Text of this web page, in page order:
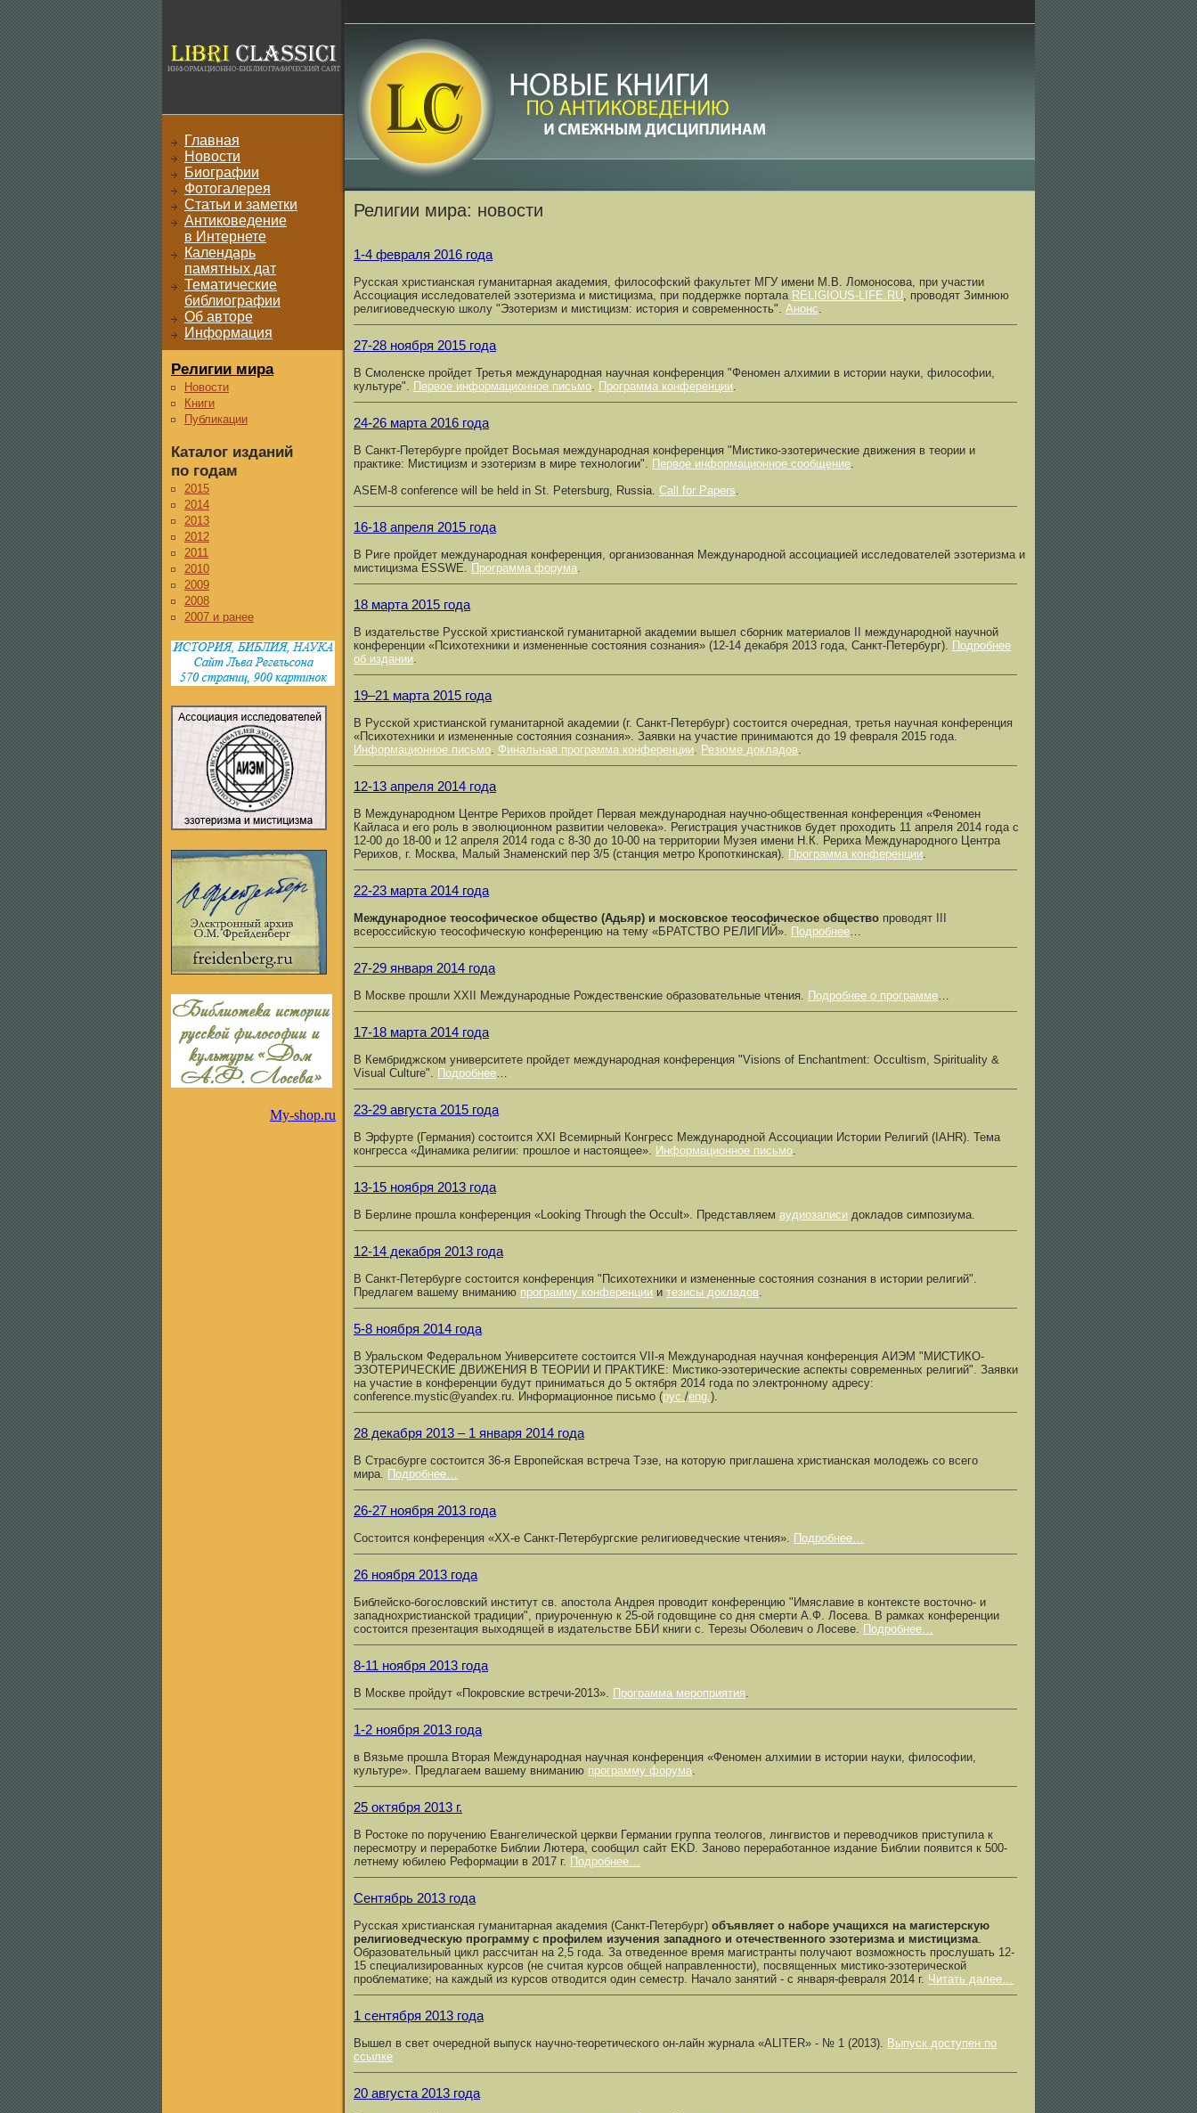
Главная
Новости
Биографии
Фотогалерея
Статьи и заметки
Антиковедение
в Интернете
Календарь
памятных дат
Тематические
библиографии
Об авторе
Информация
Религии мира
Новости
Книги
Публикации
Каталог изданий
по годам
2015
2014
2013
2012
2011
2010
2009
2008
2007 и ранее
My-shop.ru
Религии мира: новости
1-4 февраля 2016 года
Русская христианская гуманитарная академия, философский факультет МГУ имени М.В. Ломоносова, при участии
Ассоциация исследователей эзотеризма и мистицизма, при поддержке портала RELIGIOUS-LIFE.RU, проводят Зимнюю
религиоведческую школу "Эзотеризм и мистицизм: история и современность". Анонс.
27-28 ноября 2015 года
В Смоленске пройдет Третья международная научная конференция "Феномен алхимии в истории науки, философии,
культуре". Первое информационное письмо. Программа конференции.
24-26 марта 2016 года
В Санкт-Петербурге пройдет Восьмая международная конференция "Мистико-эзотерические движения в теории и
практике: Мистицизм и эзотеризм в мире технологии". Первое информационное сообщение.
ASEM-8 conference will be held in St. Petersburg, Russia. Call for Papers.
16-18 апреля 2015 года
В Риге пройдет международная конференция, организованная Международной ассоциацией исследователей эзотеризма и
мистицизма ESSWE. Программа форума.
18 марта 2015 года
В издательстве Русской христианской гуманитарной академии вышел сборник материалов II международной научной
конференции «Психотехники и измененные состояния сознания» (12-14 декабря 2013 года, Санкт-Петербург). Подробнее
об издании.
19–21 марта 2015 года
В Русской христианской гуманитарной академии (г. Санкт-Петербург) состоится очередная, третья научная конференция
«Психотехники и измененные состояния сознания». Заявки на участие принимаются до 19 февраля 2015 года.
Информационное письмо. Финальная программа конференции. Резюме докладов.
12-13 апреля 2014 года
В Международном Центре Рерихов пройдет Первая международная научно-общественная конференция «Феномен
Кайласа и его роль в эволюционном развитии человека». Регистрация участников будет проходить 11 апреля 2014 года с
12-00 до 18-00 и 12 апреля 2014 года с 8-30 до 10-00 на территории Музея имени Н.К. Рериха Международного Центра
Рерихов, г. Москва, Малый Знаменский пер 3/5 (станция метро Кропоткинская). Программа конференции.
22-23 марта 2014 года
Международное теософическое общество (Адьяр) и московское теософическое общество проводят III
всероссийскую теософическую конференцию на тему «БРАТСТВО РЕЛИГИЙ». Подробнее…
27-29 января 2014 года
В Москве прошли XXII Международные Рождественские образовательные чтения. Подробнее о программе…
17-18 марта 2014 года
В Кембриджском университете пройдет международная конференция "Visions of Enchantment: Occultism, Spirituality &
Visual Culture". Подробнее…
23-29 августа 2015 года
В Эрфурте (Германия) состоится XXI Всемирный Конгресс Международной Ассоциации Истории Религий (IAHR). Тема
конгресса «Динамика религии: прошлое и настоящее». Информационное письмо.
13-15 ноября 2013 года
В Берлине прошла конференция «Looking Through the Occult». Представляем аудиозаписи докладов симпозиума.
12-14 декабря 2013 года
В Санкт-Петербурге состоится конференция "Психотехники и измененные состояния сознания в истории религий".
Предлагем вашему вниманию программу конференции и тезисы докладов.
5-8 ноября 2014 года
В Уральском Федеральном Университете состоится VII-я Международная научная конференция АИЭМ "МИСТИКО-
ЭЗОТЕРИЧЕСКИЕ ДВИЖЕНИЯ В ТЕОРИИ И ПРАКТИКЕ: Мистико-эзотерические аспекты современных религий". Заявки
на участие в конференции будут приниматься до 5 октября 2014 года по электронному адресу:
conference.mystic@yandex.ru. Информационное письмо (рус./eng.).
28 декабря 2013 – 1 января 2014 года
В Страсбурге состоится 36-я Европейская встреча Тэзе, на которую приглашена христианская молодежь со всего
мира. Подробнее…
26-27 ноября 2013 года
Состоится конференция «XX-е Санкт-Петербургские религиоведческие чтения». Подробнее…
26 ноября 2013 года
Библейско-богословский институт св. апостола Андрея проводит конференцию "Имяславие в контексте восточно- и
западнохристианской традиции", приуроченную к 25-ой годовщине со дня смерти А.Ф. Лосева. В рамках конференции
состоится презентация выходящей в издательстве ББИ книги с. Терезы Оболевич о Лосеве. Подробнее…
8-11 ноября 2013 года
В Москве пройдут «Покровские встречи-2013». Программа мероприятия.
1-2 ноября 2013 года
в Вязьме прошла Вторая Международная научная конференция «Феномен алхимии в истории науки, философии,
культуре». Предлагаем вашему вниманию программу форума.
25 октября 2013 г.
В Ростоке по поручению Евангелической церкви Германии группа теологов, лингвистов и переводчиков приступила к
пересмотру и переработке Библии Лютера, сообщил сайт EKD. Заново переработанное издание Библии появится к 500-
летнему юбилею Реформации в 2017 г. Подробнее…
Сентябрь 2013 года
Русская христианская гуманитарная академия (Санкт-Петербург) объявляет о наборе учащихся на магистерскую
религиоведческую программу с профилем изучения западного и отечественного эзотеризма и мистицизма.
Образовательный цикл рассчитан на 2,5 года. За отведенное время магистранты получают возможность прослушать 12-
15 специализированных курсов (не считая курсов общей направленности), посвященных мистико-эзотерической
проблематике; на каждый из курсов отводится один семестр. Начало занятий - с января-февраля 2014 г. Читать далее…
1 сентября 2013 года
Вышел в свет очередной выпуск научно-теоретического он-лайн журнала «ALITER» - № 1 (2013). Выпуск доступен по
ссылке
20 августа 2013 года